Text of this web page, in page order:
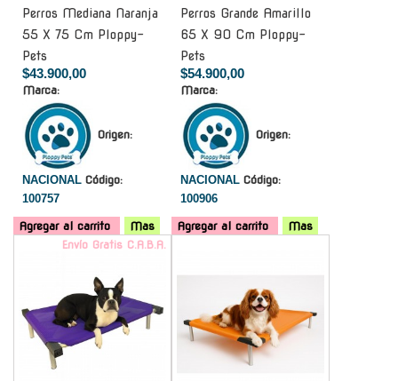
Perros Mediana Naranja
55 X 75 Cm Ploppy-
Pets
$43.900,00
Marca:
Origen:
NACIONAL Código:
100757
Agregar al carrito Mas
Perros Grande Amarillo
65 X 90 Cm Ploppy-
Pets
$54.900,00
Marca:
Origen:
NACIONAL Código:
100906
Agregar al carrito
Mas
Envío Gratis C.A.B.A.